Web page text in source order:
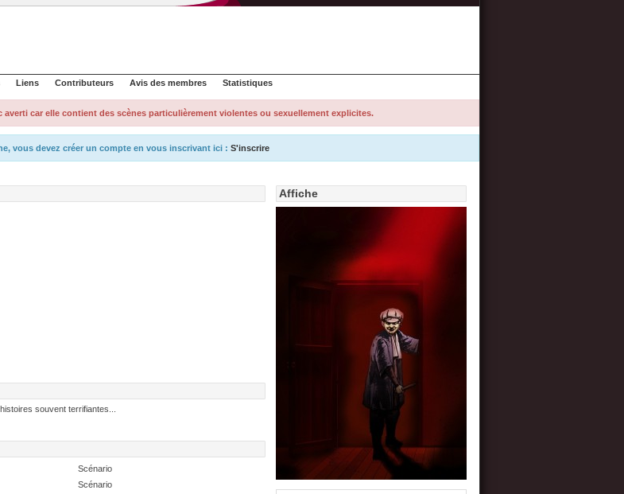
Liens Contributeurs Avis des membres Statistiques
car elle contient des scènes particulièrement violentes ou sexuellement explicites.
vous devez créer un compte en vous inscrivant ici : S'inscrire
Affiche
souvent terrifiantes...
Scénario
Scénario